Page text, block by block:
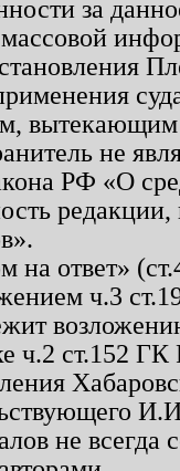
за
вытекающим
не
РФ «О
на ответ»
ч.3
ч.2 ст.152
не